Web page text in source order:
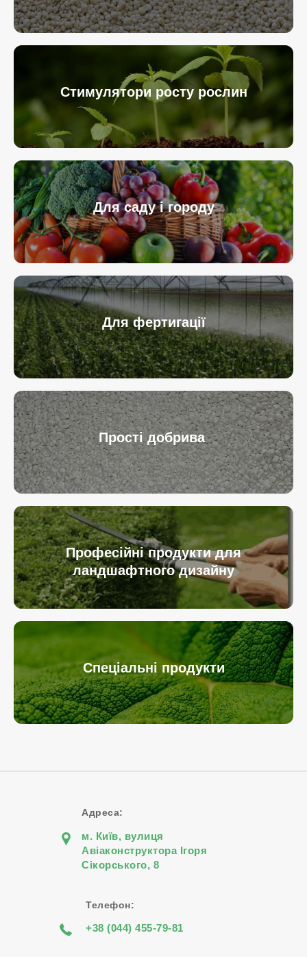
Стимулятори росту рослин
Для саду і городу
Для фертигації
Прості добрива
Професійні продукти для
ландшафтного дизайну
Спеціальні продукти
Адреса:
м. Київ, вулиця
Авіаконструктора Iгоря
Сiкорського, 8
Телефон:
+38 (044) 455-79-81